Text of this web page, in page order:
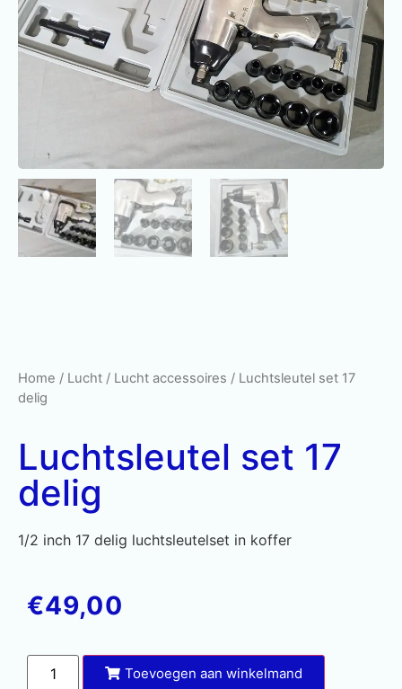
Home / Lucht / Lucht accessoires / Luchtsleutel set 17
delig
Luchtsleutel set 17
delig
1/2 inch 17 delig luchtsleutelset in koffer
€49,00
Toevoegen aan winkelmand